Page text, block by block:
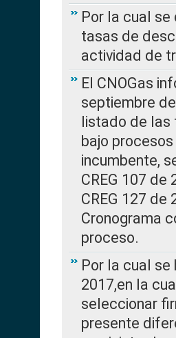
Por la cual
tasas de
actividad de
El CNOGas
septiembre
listado de las
bajo
incumbente,
CREG 107
CREG 127 de
Cronograma
proceso.
Por la cual se
2017,en la
seleccionar
presente